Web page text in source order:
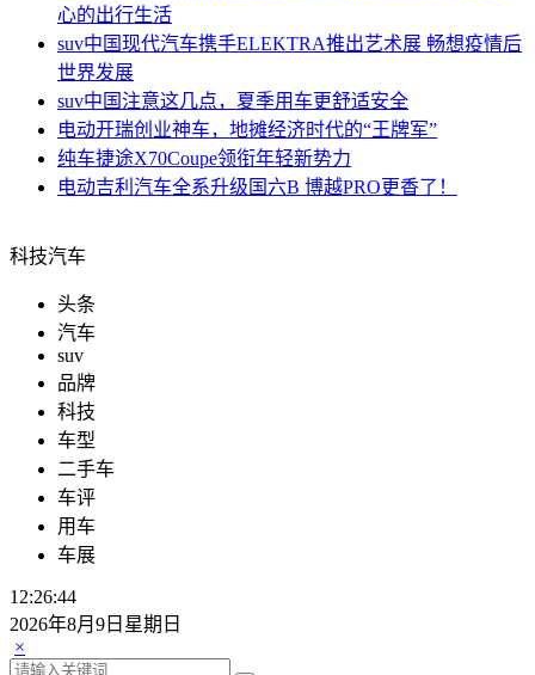
心的出行生活
suv中国现代汽车携手ELEKTRA推出艺术展 畅想疫情后
世界发展
suv中国注意这几点，夏季用车更舒适安全
电动开瑞创业神车，地摊经济时代的“王牌军”
纯车捷途X70Coupe领衔年轻新势力
电动吉利汽车全系升级国六B 博越PRO更香了！
科技汽车
头条
汽车
suv
品牌
科技
车型
二手车
车评
用车
车展
12:26:44
2026年8月9日星期日
×